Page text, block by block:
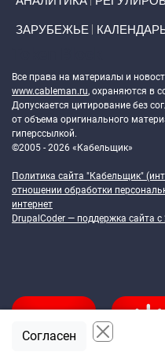
ЗАРУБЕЖЬЕ
Все права на материалы и
www.cableman.ru, охраняются в
Допускается цитирование без
от объема оригинального
гиперссылкой.
©2005 - 2026 «Кабельщик»
Политика сайта "Кабельщик"
отношении обработки
интернет
DrupalCoder — поддержка сайта c
Согласен